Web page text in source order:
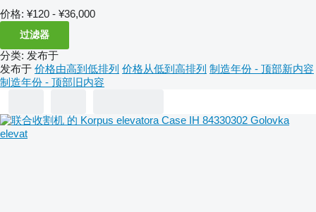
价格: ¥120 - ¥36,000
过滤器
分类: 发布于
发布于 价格由高到低排列 价格从低到高排列 制造年份 - 顶部新内容
制造年份 - 顶部旧内容